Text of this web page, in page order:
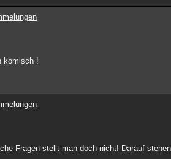
komisch !
Fragen stellt man doch nicht! Darauf